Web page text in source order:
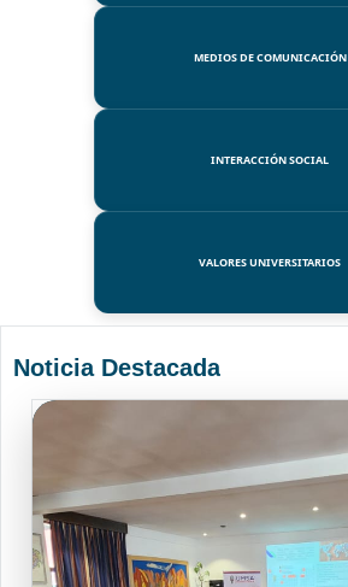
MEDIOS DE COMUNICACIÓN
INTERACCIÓN SOCIAL
VALORES UNIVERSITARIOS
Noticia Destacada